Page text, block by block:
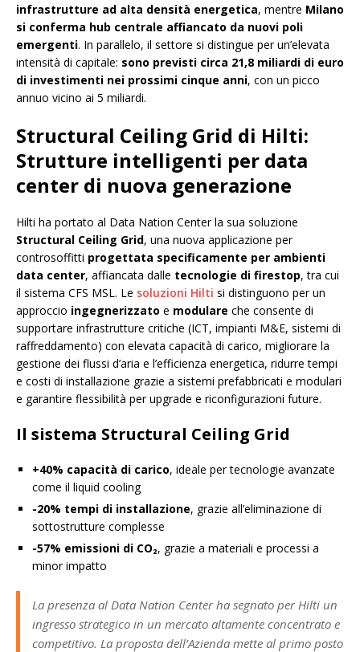
infrastrutture ad alta densità energetica, mentre Milano
si conferma hub centrale affiancato da nuovi poli
emergenti. In parallelo, il settore si distingue per un’elevata
intensità di capitale: sono previsti circa 21,8 miliardi di euro
di investimenti nei prossimi cinque anni, con un picco
annuo vicino ai 5 miliardi.
Structural Ceiling Grid di Hilti:
Strutture intelligenti per data
center di nuova generazione
Hilti ha portato al Data Nation Center la sua soluzione
Structural Ceiling Grid, una nuova applicazione per
controsoffitti progettata specificamente per ambienti
data center, affiancata dalle tecnologie di firestop, tra cui
il sistema CFS MSL. Le soluzioni Hilti si distinguono per un
approccio ingegnerizzato e modulare che consente di
supportare infrastrutture critiche (ICT, impianti M&E, sistemi di
raffreddamento) con elevata capacità di carico, migliorare la
gestione dei flussi d’aria e l’efficienza energetica, ridurre tempi
e costi di installazione grazie a sistemi prefabbricati e modulari
e garantire flessibilità per upgrade e riconfigurazioni future.
Il sistema Structural Ceiling Grid
+40% capacità di carico, ideale per tecnologie avanzate
come il liquid cooling
-20% tempi di installazione, grazie all’eliminazione di
sottostrutture complesse
-57% emissioni di CO₂, grazie a materiali e processi a
minor impatto
La presenza al Data Nation Center ha segnato per Hilti un
ingresso strategico in un mercato altamente concentrato e
competitivo. La proposta dell’Azienda mette al primo posto